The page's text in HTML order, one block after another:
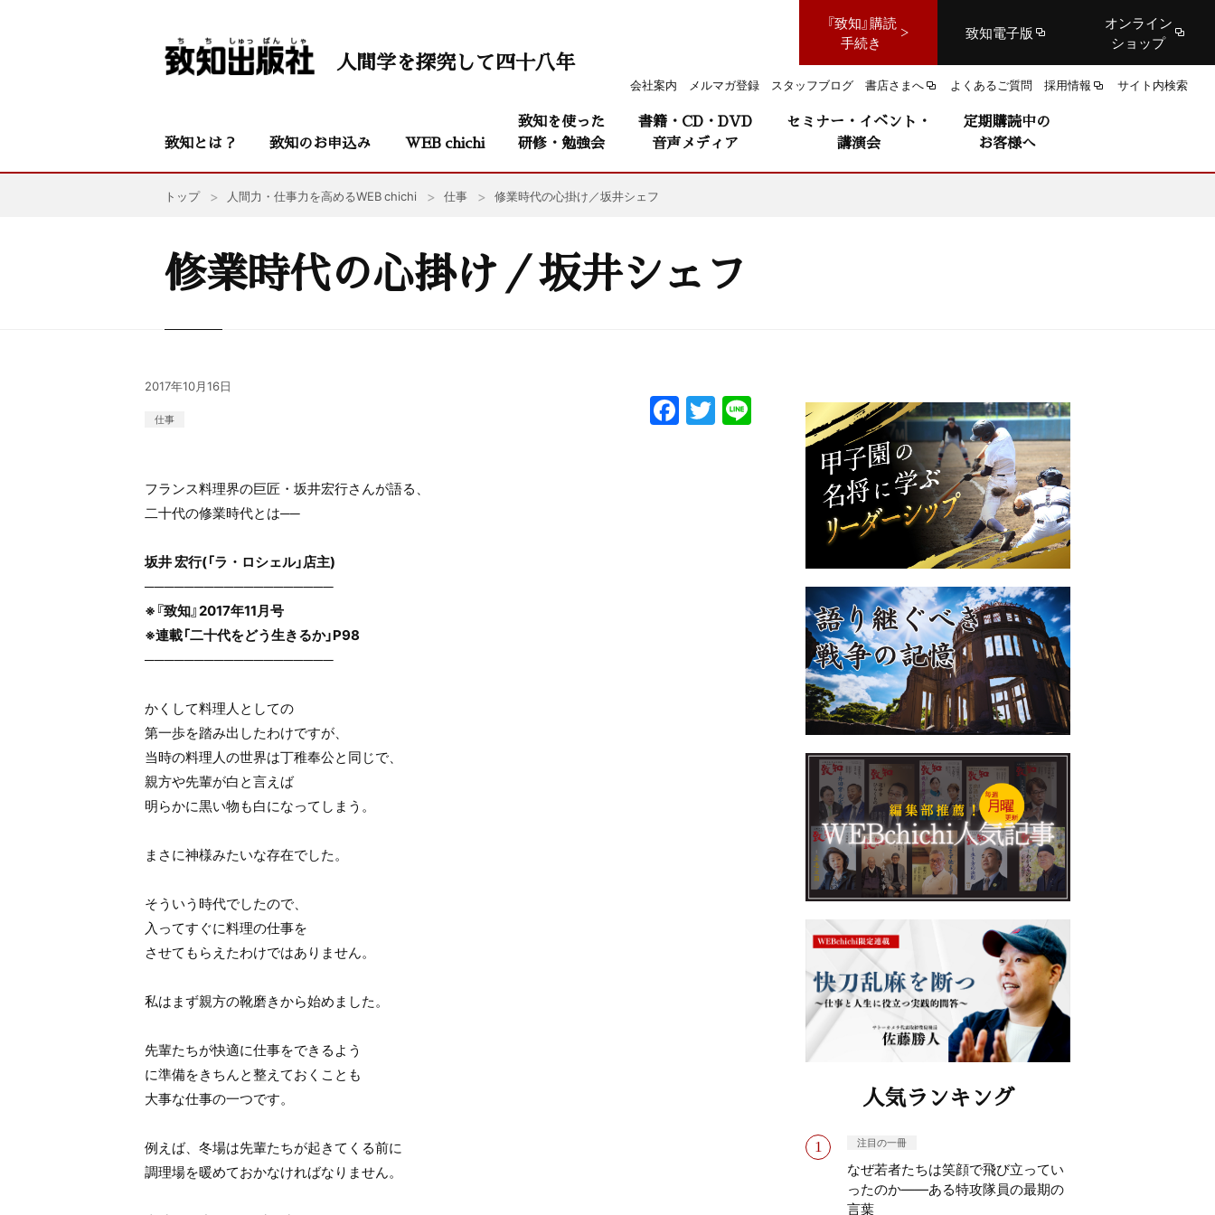
『致知』購読
手続き
致知電子版
オンライン
ショップ
会社案内 メルマガ登録 スタッフブログ 書店さまへ よくあるご質問 採用情報 サイト内検索
人間学を探究して四十八年
致知とは？ 致知のお申込み WEB chichi
致知を使った
研修・勉強会
書籍・CD・DVD
音声メディア
セミナー・イベント・
講演会
定期購読中の
お客様へ
トップ 人間力・仕事力を高めるWEB chichi 仕事 修業時代の心掛け／坂井シェフ
修業時代の心掛け／坂井シェフ
2017年10月16日
仕事 F
a
T
w
フランス料理界の巨匠・坂井宏行さんが語る、
二十代の修業時代とは──
坂井 宏行(「ラ・ロシェル」店主)
───────────────────
※『致知』2017年11月号
※連載「二十代をどう生きるか」P98
───────────────────
かくして料理人としての
第一歩を踏み出したわけですが、
当時の料理人の世界は丁稚奉公と同じで、
親方や先輩が白と言えば
明らかに黒い物も白になってしまう。
まさに神様みたいな存在でした。
そういう時代でしたので、
入ってすぐに料理の仕事を
させてもらえたわけではありません。
私はまず親方の靴磨きから始めました。
先輩たちが快適に仕事をできるよう
に準備をきちんと整えておくことも
大事な仕事の一つです。
例えば、冬場は先輩たちが起きてくる前に
調理場を暖めておかなければなりません。
人気ランキング
注目の一冊
なぜ若者たちは笑顔で飛び立ってい
ったのか——ある特攻隊員の最期の
言葉